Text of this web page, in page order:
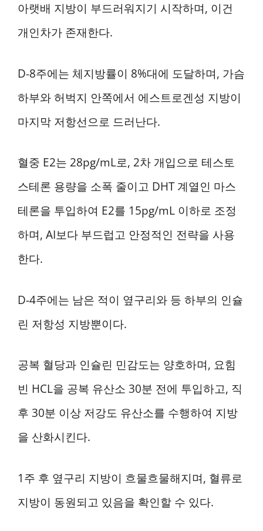
아랫배 지방이 부드러워지기 시작하며, 이건
개인차가 존재한다.
D-8주에는 체지방률이 8%대에 도달하며, 가슴
하부와 허벅지 안쪽에서 에스트로겐성 지방이
마지막 저항선으로 드러난다.
혈중 E2는 28pg/mL로, 2차 개입으로 테스토
스테론 용량을 소폭 줄이고 DHT 계열인 마스
테론을 투입하여 E2를 15pg/mL 이하로 조정
하며, AI보다 부드럽고 안정적인 전략을 사용
한다.
D-4주에는 남은 적이 옆구리와 등 하부의 인슐
린 저항성 지방뿐이다.
공복 혈당과 인슐린 민감도는 양호하며, 요힘
빈 HCL을 공복 유산소 30분 전에 투입하고, 직
후 30분 이상 저강도 유산소를 수행하여 지방
을 산화시킨다.
1주 후 옆구리 지방이 흐물흐물해지며, 혈류로
지방이 동원되고 있음을 확인할 수 있다.